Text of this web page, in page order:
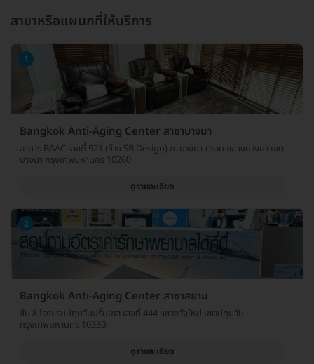
สาขาหรือแผนกที่ให้บริการ
1
Bangkok Anti-Aging Center สาขาบางนา
อาคาร BAAC เลขที่ 921 (ข้าง SB Design) ถ. บางนา-ตราด แขวงบางนา เขต
บางนา กรุงเทพมหานคร 10260
ดูรายละเอียด
2
Bangkok Anti-Aging Center สาขาสยาม
ชั้น 8 โรงแรมปทุมวันปริ๊นเซส เลขที่ 444 แขวงวังใหม่ เขตปทุมวัน
กรุงเทพมหานคร 10330
ดูรายละเอียด